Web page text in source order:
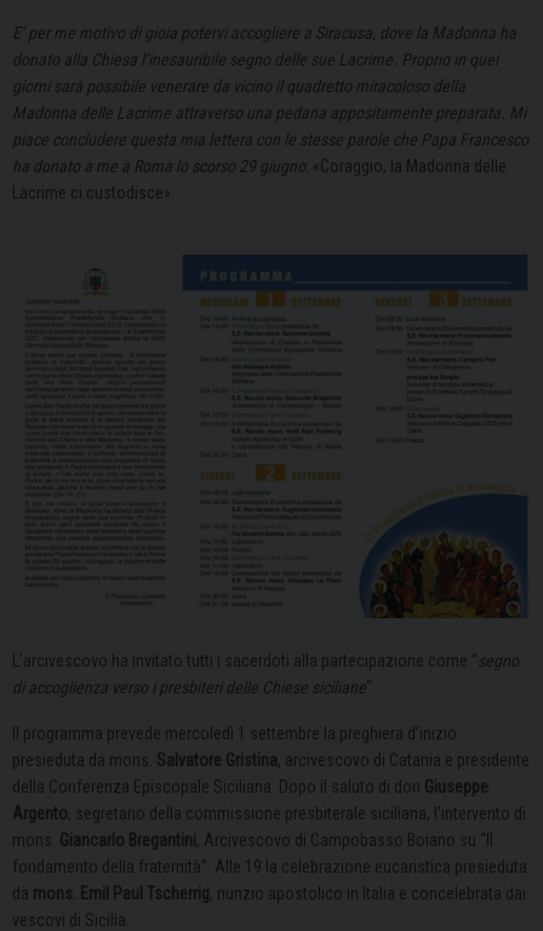
E’ per me motivo di gioia potervi accogliere a Siracusa, dove la Madonna ha
donato alla Chiesa l’inesauribile segno delle sue Lacrime. Proprio in quei
giorni sarà possibile venerare da vicino il quadretto miracoloso della
Madonna delle Lacrime attraverso una pedana appositamente preparata. Mi
piace concludere questa mia lettera con le stesse parole che Papa Francesco
ha donato a me a Roma lo scorso 29 giugno: «Coraggio, la Madonna delle
Lacrime ci custodisce».
L’arcivescovo ha invitato tutti i sacerdoti alla partecipazione come “ segno
di accoglienza verso i presbiteri delle Chiese siciliane“.
Il programma prevede mercoledì 1 settembre la preghiera d’inizio
presieduta da mons. Salvatore Gristina, arcivescovo di Catania e presidente
della Conferenza Episcopale Siciliana. Dopo il saluto di don Giuseppe
Argento, segretario della commissione presbiterale siciliana, l’intervento di
mons. Giancarlo Bregantini, Arcivescovo di Campobasso Boiano su “Il
fondamento della fraternità”. Alle 19 la celebrazione eucaristica presieduta
da mons. Emil Paul Tscherrig, nunzio apostolico in Italia e concelebrata dai
vescovi di Sicilia.